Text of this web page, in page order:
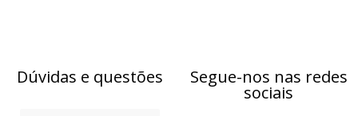
Dúvidas e questões Segue-nos nas redes
sociais